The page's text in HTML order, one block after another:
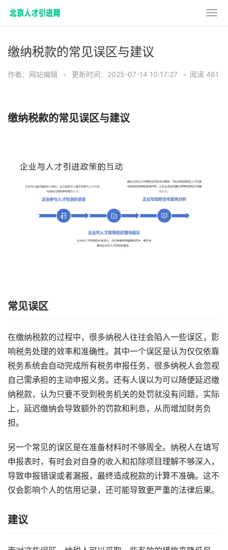
缴纳税款的常见误区与建议
作者：网站编辑 • 更新时间：2025-07-14 10:17:27 • 阅读 461
缴纳税款的常见误区与建议
常见误区
在缴纳税款的过程中，很多纳税人往往会陷入一些误区，影
响税务处理的效率和准确性。其中一个误区是认为仅仅依靠
税务系统会自动完成所有税务申报任务，很多纳税人会忽视
自己需承担的主动申报义务。还有人误以为可以随便延迟缴
纳税款，认为只要不受到税务机关的处罚就没有问题，实际
上，延迟缴纳会导致额外的罚款和利息，从而增加财务负
担。
另一个常见的误区是在准备材料时不够周全。纳税人在填写
申报表时，有时会对自身的收入和扣除项目理解不够深入，
导致申报错误或者漏报，最终造成税款的计算不准确。这不
仅会影响个人的信用记录，还可能导致更严重的法律后果。
建议